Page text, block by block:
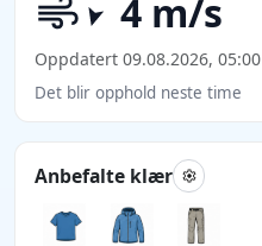
4 m/s
Oppdatert 09.08.2026, 05:00
Det blir opphold neste time
Anbefalte klær